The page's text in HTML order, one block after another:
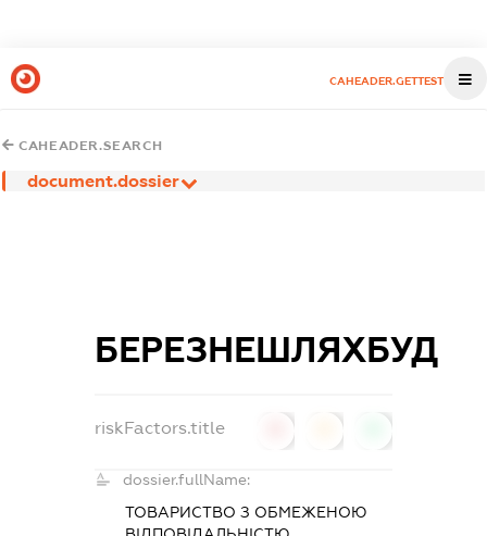
CAHEADER.GETTEST
CAHEADER.SEARCH
document.dossier
БЕРЕЗНЕШЛЯХБУД
riskFactors.title
dossier.fullName:
ТОВАРИСТВО З ОБМЕЖЕНОЮ